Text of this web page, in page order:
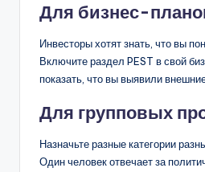
Для бизнес-
Инвесторы хотят знать, что вы
Включите раздел PEST в свой
показать, что вы выявили
Для групповых
Назначьте разные категории
Один человек отвечает за